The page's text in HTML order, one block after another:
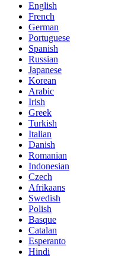
English
French
German
Portuguese
Spanish
Russian
Japanese
Korean
Arabic
Irish
Greek
Turkish
Italian
Danish
Romanian
Indonesian
Czech
Afrikaans
Swedish
Polish
Basque
Catalan
Esperanto
Hindi